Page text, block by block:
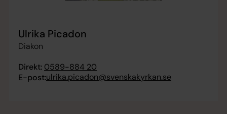
Ulrika Picadon
Diakon
Direkt: 0589-884 20
E-post:ulrika.picadon@svenskakyrkan.se